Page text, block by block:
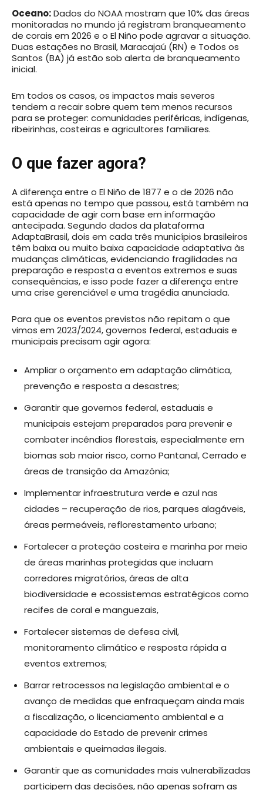
Oceano:Dados do NOAA mostram que 10% das áreas
monitoradas no mundo já registram branqueamento
de corais em 2026 e o El Niño pode agravar a situação.
Duas estações no Brasil, Maracajaú (RN) e Todos os
Santos (BA) já estão sob alerta de branqueamento
inicial.
Em todos os casos, os impactos mais severos
tendem a recair sobre quem tem menos recursos
para se proteger: comunidades periféricas, indígenas,
ribeirinhas, costeiras e agricultores familiares.
O que fazer agora?
A diferença entre o El Niño de 1877 e o de 2026 não
está apenas no tempo que passou, está também na
capacidade de agir com base em informação
antecipada. Segundo dados da plataforma
AdaptaBrasil, dois em cada três municípios brasileiros
têm baixa ou muito baixa capacidade adaptativa às
mudanças climáticas, evidenciando fragilidades na
preparação e resposta a eventos extremos e suas
consequências, e isso pode fazer a diferença entre
uma crise gerenciável e uma tragédia anunciada.
Para que os eventos previstos não repitam o que
vimos em 2023/2024, governos federal, estaduais e
municipais precisam agir agora:
Ampliar o orçamento em adaptação climática,
prevenção e resposta a desastres;
Garantir que governos federal, estaduais e
municipais estejam preparados para prevenir e
combater incêndios florestais, especialmente em
biomas sob maior risco, como Pantanal, Cerrado e
áreas de transição da Amazônia;
Implementar infraestrutura verde e azul nas
cidades – recuperação de rios, parques alagáveis,
áreas permeáveis, reflorestamento urbano;
Fortalecer a proteção costeira e marinha por meio
de áreas marinhas protegidas que incluam
corredores migratórios, áreas de alta
biodiversidade e ecossistemas estratégicos como
recifes de coral e manguezais,
Fortalecer sistemas de defesa civil,
monitoramento climático e resposta rápida a
eventos extremos;
Barrar retrocessos na legislação ambiental e o
avanço de medidas que enfraqueçam ainda mais
a fiscalização, o licenciamento ambiental e a
capacidade do Estado de prevenir crimes
ambientais e queimadas ilegais.
Garantir que as comunidades mais vulnerabilizadas
participem das decisões, não apenas sofram as